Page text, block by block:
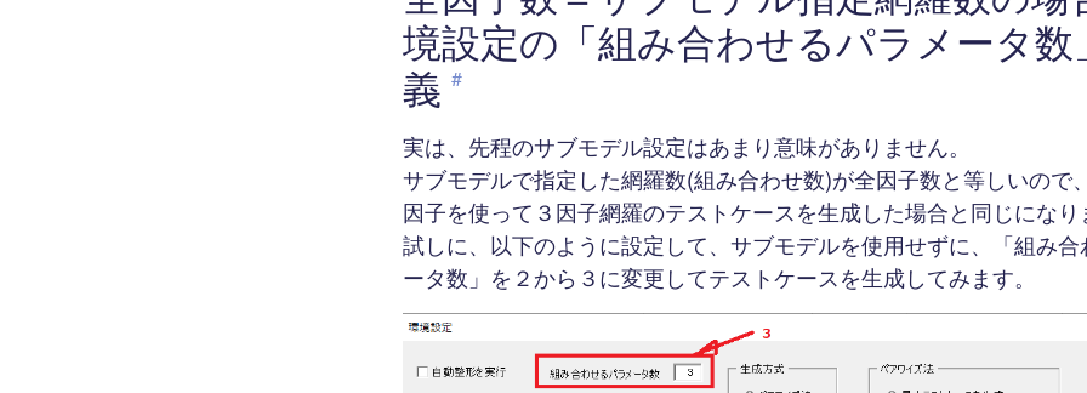
境設定の「組み合わせるパラメータ数
義 #
実は、先程のサブモデル設定はあまり意味がありません。
サブモデルで指定した網羅数(組み合わせ数)が全因子数と等しいので
因子を使って３因子網羅のテストケースを生成した場合と同じになり
試しに、以下のように設定して、サブモデルを使用せずに、「組み
ータ数」を２から３に変更してテストケースを生成してみます。